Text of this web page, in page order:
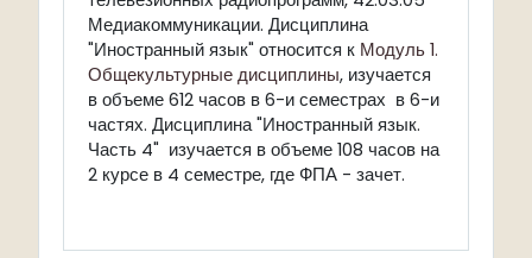
Медиакоммуникации. Дисциплина
"Иностранный язык" относится к Модуль 1.
Общекультурные дисциплины, изучается
в объеме 612 часов в 6-и семестрах в 6-и
частях. Дисциплина "Иностранный язык.
Часть 4" изучается в объеме 108 часов на
2 курсе в 4 семестре, где ФПА - зачет.